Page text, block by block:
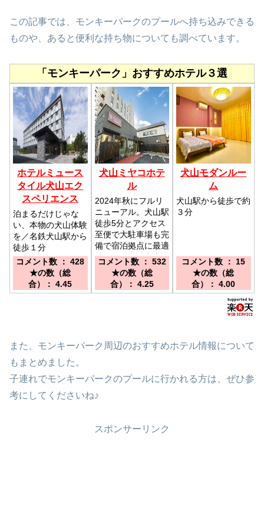
この記事では、モンキーパークのプールへ持ち込みできる
ものや、あると便利な持ち物についても調べています。
「モンキーパーク」おすすめホテル３選
ホテルミュース
タイル犬山エク
スペリエンス
泊まるだけじゃな
い、本物の犬山体験
を／名鉄犬山駅から
徒歩１分
コメント数 ： 428
★の数（総
合）： 4.45
犬山ミヤコホテ
ル
2024年秋にフルリ
ニューアル。犬山駅
徒歩5分とアクセス
至便で大駐車場も完
備で宿泊拠点に最適
です。／名鉄犬山駅
より徒歩５分、小牧
インターより25分
コメント数 ： 532
★の数（総
合）： 4.25
犬山モダンルー
ム
犬山駅から徒歩で約
３分
コメント数 ： 15
★の数（総
合）： 4.00
また、モンキーパーク周辺のおすすめホテル情報について
もまとめました。
子連れでモンキーパークのプールに行かれる方は、ぜひ参
考にしてくださいね♪
スポンサーリンク